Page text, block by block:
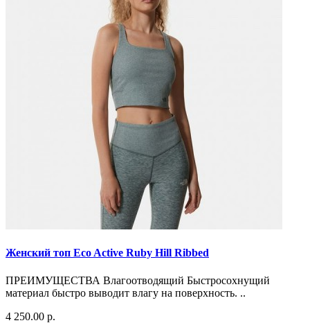
Женский топ Eco Active Ruby Hill Ribbed
ПРЕИМУЩЕСТВА Влагоотводящий Быстросохнущий
материал быстро выводит влагу на поверхность. ..
4 250.00 р.